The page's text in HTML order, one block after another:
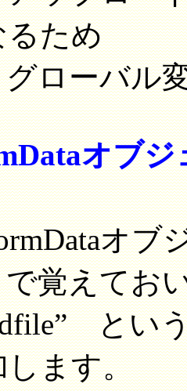
るため
ーバル変
オブジ
オブジ
えておい
とい
ます。